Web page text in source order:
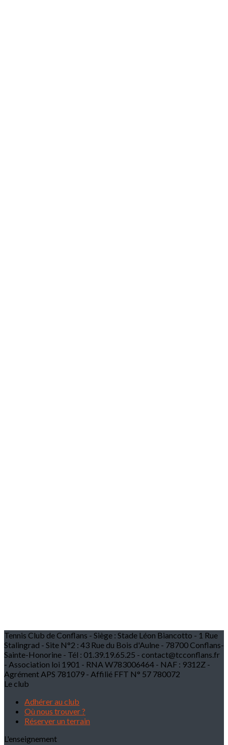
Tennis Club de Conflans - Siège : Stade Léon Biancotto - 1 Rue
Stalingrad - Site N°2 : 43 Rue du Bois d'Aulne - 78700 Conflans-
Sainte-Honorine - Tél : 01.39.19.65.25 - contact@tcconflans.fr
- Association loi 1901 - RNA W783006464 - NAF : 9312Z -
Agrément APS 781079 - Affilié FFT N° 57 780072
Le club
Adhérer au club
Où nous trouver ?
Réserver un terrain
L'enseignement